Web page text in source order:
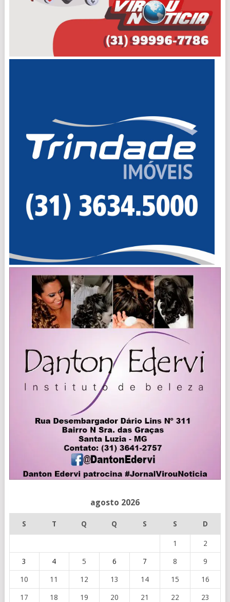
agosto 2026
S T Q Q S S D
1 2
3 4 5 6 7 8 9
10 11 12 13 14 15 16
17 18 19 20 21 22 23